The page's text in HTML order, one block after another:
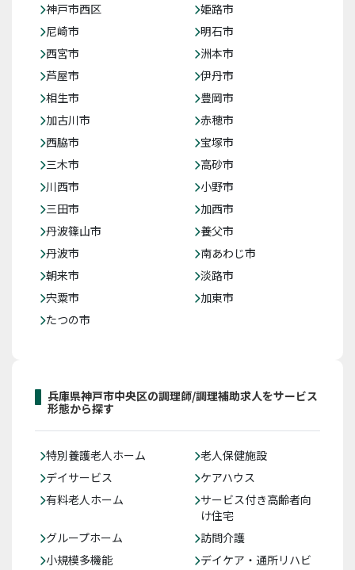
神戸市西区
姫路市
尼崎市
明石市
西宮市
洲本市
芦屋市
伊丹市
相生市
豊岡市
加古川市
赤穂市
西脇市
宝塚市
三木市
高砂市
川西市
小野市
三田市
加西市
丹波篠山市
養父市
丹波市
南あわじ市
朝来市
淡路市
宍粟市
加東市
たつの市
兵庫県神戸市中央区の調理師/調理補助求人をサービス
形態から探す
特別養護老人ホーム
老人保健施設
デイサービス
ケアハウス
有料老人ホーム
サービス付き高齢者向
け住宅
グループホーム
訪問介護
小規模多機能
デイケア・通所リハビ